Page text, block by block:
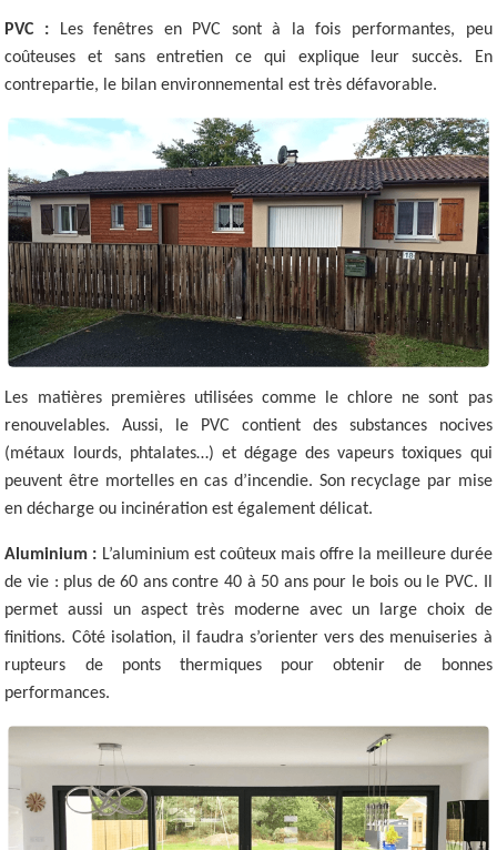
PVC : Les fenêtres en PVC sont à la fois performantes, peu
coûteuses et sans entretien ce qui explique leur succès. En
contrepartie, le bilan environnemental est très défavorable.
Les matières premières utilisées comme le chlore ne sont pas
renouvelables. Aussi, le PVC contient des substances nocives
(métaux lourds, phtalates…) et dégage des vapeurs toxiques qui
peuvent être mortelles en cas d’incendie. Son recyclage par mise
en décharge ou incinération est également délicat.
Aluminium : L’aluminium est coûteux mais offre la meilleure durée
de vie : plus de 60 ans contre 40 à 50 ans pour le bois ou le PVC. Il
permet aussi un aspect très moderne avec un large choix de
finitions. Côté isolation, il faudra s’orienter vers des menuiseries à
rupteurs de ponts thermiques pour obtenir de bonnes
performances.